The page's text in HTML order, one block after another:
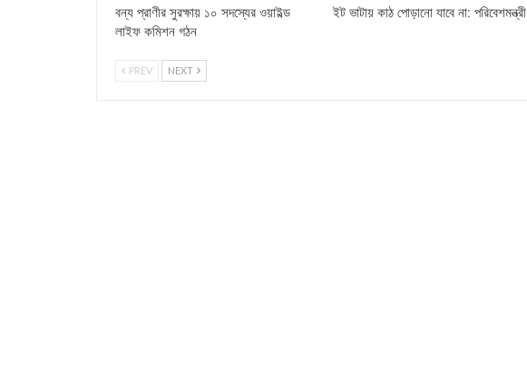
বন্য প্রাণীর সুরক্ষায় ১০ সদস্যের ওয়াইল্ড
লাইফ কমিশন গঠন
ইট ভাটায় কাঠ পোড়ানো যাবে না: পরিবেশমন্ত্রী
PREV NEXT